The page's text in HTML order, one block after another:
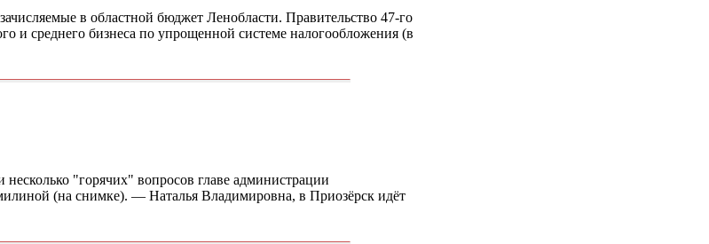
в областной бюджет Ленобласти. Правительство 47-го
и среднего бизнеса по упрощенной системе налогообложения (в
"горячих" вопросов главе администрации
(на снимке). — Наталья Владимировна, в Приозёрск идёт